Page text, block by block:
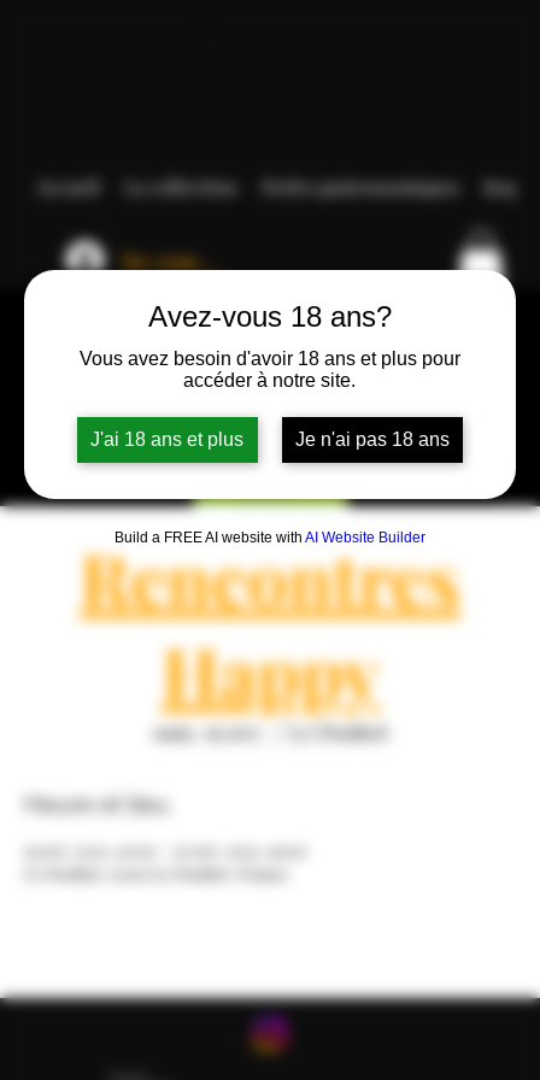
Avez-vous 18 ans?
Vous avez besoin d'avoir 18 ans et plus pour
accéder à notre site.
J'ai 18 ans et plus Je n'ai pas 18 ans
Build a FREE AI website with AI Website Builder
Accueil La collection Perles gastronomiques
Se connecter
Rencontres
Happy
sam. 19 avr. Le Douhet
Heure et lieu